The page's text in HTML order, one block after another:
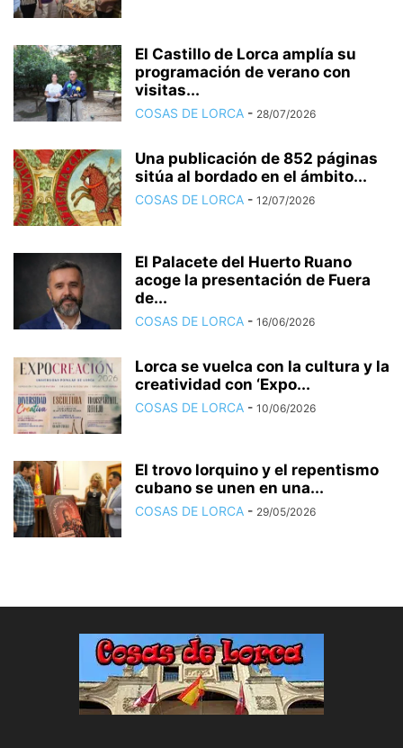
El Castillo de Lorca amplía su
programación de verano con
visitas...
COSAS DE LORCA - 28/07/2026
Una publicación de 852 páginas
sitúa al bordado en el ámbito...
COSAS DE LORCA - 12/07/2026
El Palacete del Huerto Ruano
acoge la presentación de Fuera
de...
COSAS DE LORCA - 16/06/2026
Lorca se vuelca con la cultura y la
creatividad con ‘Expo...
COSAS DE LORCA - 10/06/2026
El trovo lorquino y el repentismo
cubano se unen en una...
COSAS DE LORCA - 29/05/2026